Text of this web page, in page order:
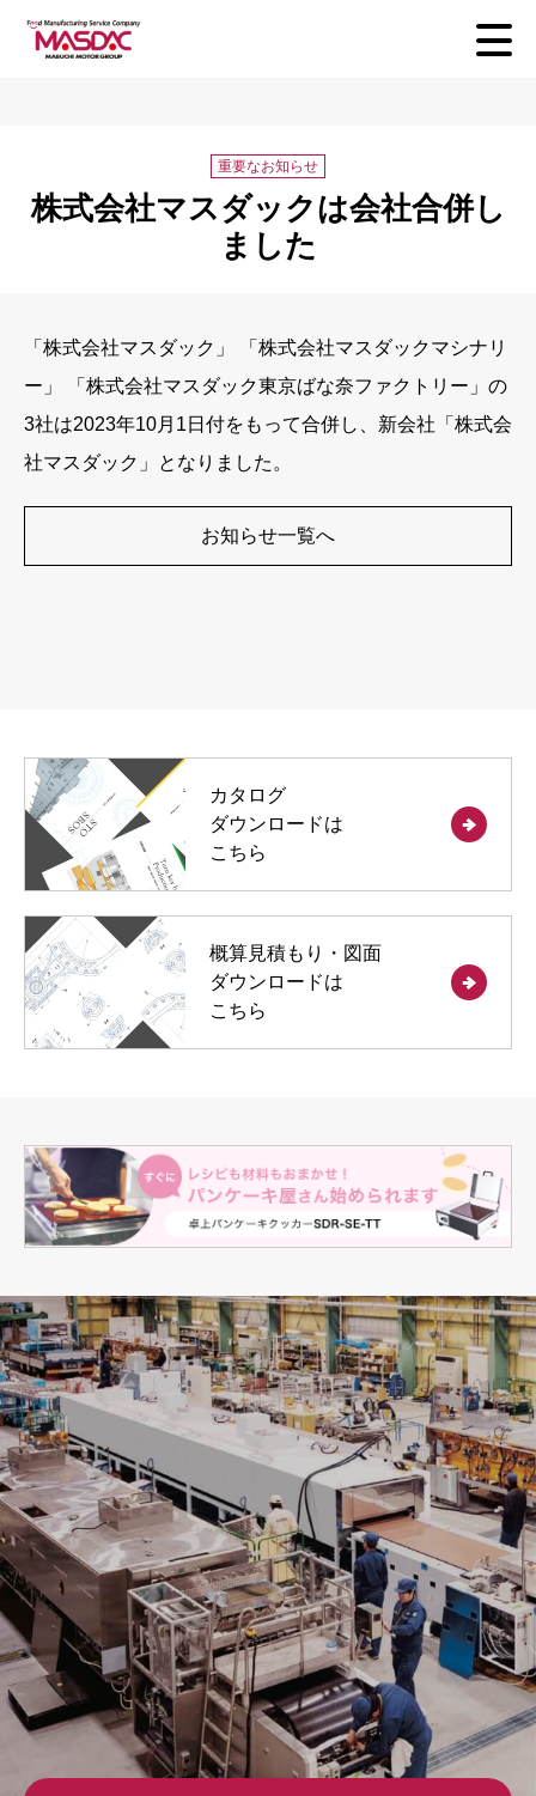
重要なお知らせ
株式会社マスダックは会社合併し
ました
「株式会社マスダック」 「株式会社マスダックマシナリ
ー」 「株式会社マスダック東京ばな奈ファクトリー」の
3社は2023年10月1日付をもって合併し、新会社「株式会
社マスダック」となりました。
お知らせ一覧へ
カタログ
ダウンロードは
こちら
概算見積もり・図面
ダウンロードは
こちら